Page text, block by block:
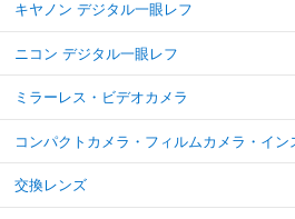
キヤノン デジタル一眼レフ
ニコン デジタル一眼レフ
ミラーレス・ビデオカメラ
コンパクトカメラ・フィルムカメラ・イン
交換レンズ